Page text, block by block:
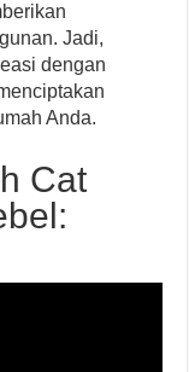
Jadi,
dengan
Anda.
Cat